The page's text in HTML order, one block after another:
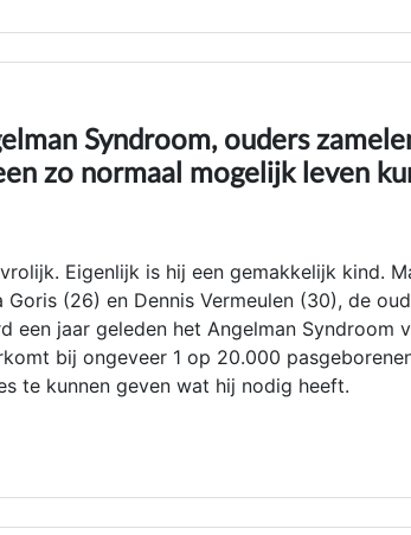
Syndroom, ouders
zo normaal mogelijk leven
Eigenlijk is hij een gemakkelijk kind.
(26) en Dennis Vermeulen (30), de
een jaar geleden het Angelman Syndroom
bij ongeveer 1 op 20.000
te kunnen geven wat hij nodig heeft.